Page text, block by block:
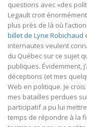
questions avec «des
Legault croit
plus près de là où
billet de Lyne Robichaud
internautes veulent
du Québec sur ce sujet
publiques. Évidemment,
déceptions (et mes
Web en politique. Je
mes batailles perdues
participatif a pu lui
temps de répondre à la